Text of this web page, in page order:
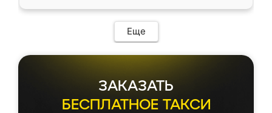
Еще
ЗАКАЗАТЬ
БЕСПЛАТНОЕ ТАКСИ